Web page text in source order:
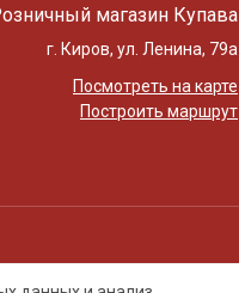
магазин Купава
г. Киров, ул. Ленина, 79а
Посмотреть на карте
Построить маршрут